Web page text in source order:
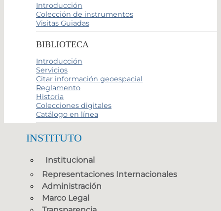
Introducción
Colección de instrumentos
Visitas Guiadas
BIBLIOTECA
Introducción
Servicios
Citar información geoespacial
Reglamento
Historia
Colecciones digitales
Catálogo en línea
INSTITUTO
Institucional
Representaciones Internacionales
Administración
Marco Legal